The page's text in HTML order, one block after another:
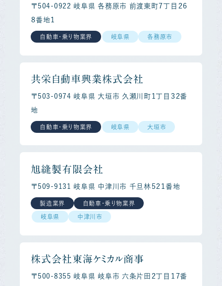
〒504-0922 岐阜県 各務原市 前渡東町７丁目２６
８番地１
自動車・乗り物業界 岐阜県 各務原市
共栄自動車興業株式会社
〒503-0974 岐阜県 大垣市 久瀬川町１丁目３２番
地
自動車・乗り物業界 岐阜県 大垣市
旭縫製有限会社
〒509-9131 岐阜県 中津川市 千旦林５２１番地
製造業界 自動車・乗り物業界
岐阜県 中津川市
株式会社東海ケミカル商事
〒500-8355 岐阜県 岐阜市 六条片田２丁目１７番